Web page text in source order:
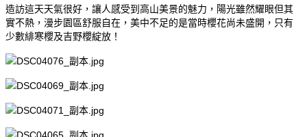
造訪這天天氣很好，讓人感受到高山美景的魅力，陽光雖然耀眼但其
實不熱，漫步園區舒服自在，美中不足的是當時櫻花尚未盛開，只有
少數緋寒櫻及吉野櫻綻放！